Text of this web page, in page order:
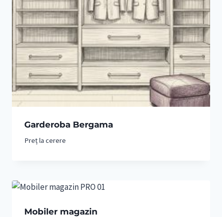
Garderoba Bergama
Preț la cerere
Mobiler magazin